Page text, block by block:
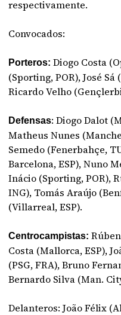
respectivamente.
Convocados:
Porteros: Diogo Costa
(Sporting, POR), José
Ricardo Velho
Defensas: Diogo Dalot
Matheus Nunes
Semedo (Fenerbahçe,
Barcelona, ESP), Nuno
Inácio (Sporting, POR),
ING), Tomás Araújo
(Villarreal, ESP).
Centrocampistas:
Costa (Mallorca, ESP),
(PSG, FRA), Bruno
Bernardo Silva (Man.
Delanteros: João Félix